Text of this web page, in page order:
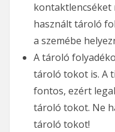
kontaktlencséket
használt tároló
a szemébe
A tároló
tároló tokot is. A
fontos, ezért
tároló tokot. Ne
tároló tokot!